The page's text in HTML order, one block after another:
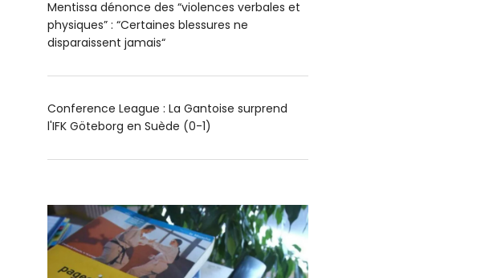
Mentissa dénonce des “violences verbales et
physiques” : “Certaines blessures ne
disparaissent jamais“
Conference League : La Gantoise surprend
l'IFK Göteborg en Suède (0-1)